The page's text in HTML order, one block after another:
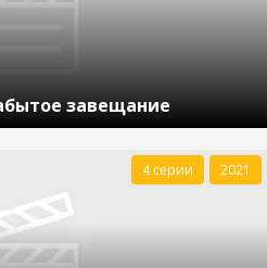
завещание
4 серии 2021